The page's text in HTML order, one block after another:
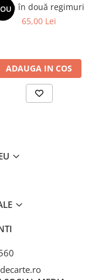
în două regimuri
65,00 Lei
ADAUGA IN COS